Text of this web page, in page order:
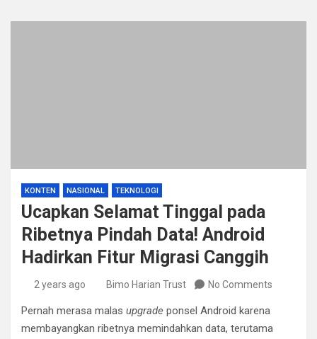
KONTEN NASIONAL TEKNOLOGI
Ucapkan Selamat Tinggal pada
Ribetnya Pindah Data! Android
Hadirkan Fitur Migrasi Canggih
2 years ago Bimo Harian Trust No Comments
Pernah merasa malas upgrade ponsel Android karena
membayangkan ribetnya memindahkan data, terutama